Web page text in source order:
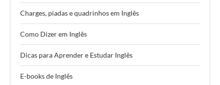
Charges, piadas e quadrinhos em Inglês
Como Dizer em Inglês
Dicas para Aprender e Estudar Inglês
E-books de Inglês